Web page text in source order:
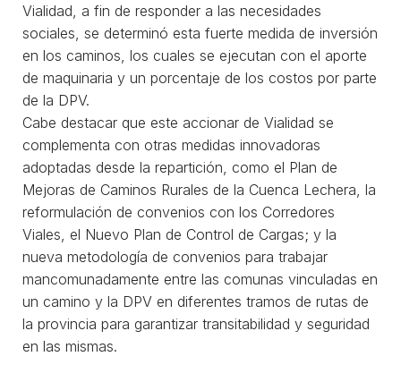
Vialidad, a fin de responder a las necesidades
sociales, se determinó esta fuerte medida de inversión
en los caminos, los cuales se ejecutan con el aporte
de maquinaria y un porcentaje de los costos por parte
de la DPV.
Cabe destacar que este accionar de Vialidad se
complementa con otras medidas innovadoras
adoptadas desde la repartición, como el Plan de
Mejoras de Caminos Rurales de la Cuenca Lechera, la
reformulación de convenios con los Corredores
Viales, el Nuevo Plan de Control de Cargas; y la
nueva metodología de convenios para trabajar
mancomunadamente entre las comunas vinculadas en
un camino y la DPV en diferentes tramos de rutas de
la provincia para garantizar transitabilidad y seguridad
en las mismas.